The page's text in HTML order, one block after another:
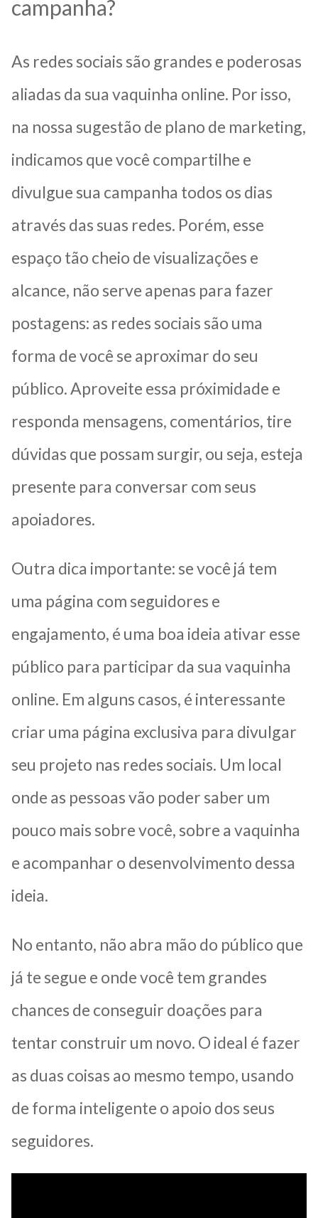
campanha?
As redes sociais são grandes e poderosas
aliadas da sua vaquinha online. Por isso,
na nossa sugestão de plano de marketing,
indicamos que você compartilhe e
divulgue sua campanha todos os dias
através das suas redes. Porém, esse
espaço tão cheio de visualizações e
alcance, não serve apenas para fazer
postagens: as redes sociais são uma
forma de você se aproximar do seu
público.Aproveite essa próximidade e
responda mensagens, comentários, tire
dúvidas que possam surgir, ou seja, esteja
presente para conversar com seus
apoiadores.
Outra dica importante: se você já tem
uma página com seguidores e
engajamento, é uma boa ideia ativar esse
público para participar da sua vaquinha
online. Em alguns casos, é interessante
criar uma página exclusiva para divulgar
seu projeto nas redes sociais. Um local
onde as pessoas vão poder saber um
pouco mais sobre você, sobre a vaquinha
e acompanhar o desenvolvimento dessa
ideia.
No entanto, não abra mão do público que
já te segue e onde você tem grandes
chances de conseguir doações para
tentar construir um novo. O ideal é fazer
as duas coisas ao mesmo tempo, usando
de forma inteligente o apoio dos seus
seguidores.